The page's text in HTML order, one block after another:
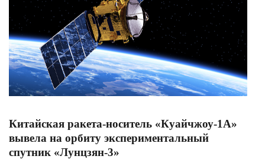
Китайская ракета-носитель «Куайчжоу-1А»
вывела на орбиту экспериментальный
спутник «Лунцзян-3»